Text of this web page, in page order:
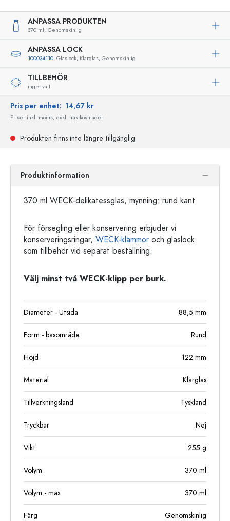
ANPASSA PRODUKTEN
370 ml, Genomskinlig
ANPASSA LOCK
100034110, Glaslock, Klarglas, Genomskinlig
TILLBEHÖR
inget valt
Pris per enhet: 14,67 kr
Priser inkl. moms, exkl. fraktkostnader
Produkten finns inte längre tillgänglig
Produktinformation
370 ml WECK-delikatessglas, mynning: rund kant
För försegling eller konservering erbjuder vi
konserveringsringar, WECK-klämmor och glaslock
som tillbehör vid separat beställning.
Välj minst två WECK-klipp per burk.
Diameter - Utsida 88,5 mm
Form - basområde Rund
Höjd 122 mm
Material Klarglas
Tillverkningsland Tyskland
Tryckbar Nej
Vikt 255 g
Volym 370 ml
Volym - max 370 ml
Färg Genomskinlig